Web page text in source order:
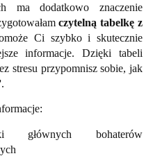
ma dodatkowo znaczenie
czytelną tabelkę z
Ci szybko i skutecznie
informacje. Dzięki tabeli
stresu przypomnisz sobie, jak
.
głównych bohaterów